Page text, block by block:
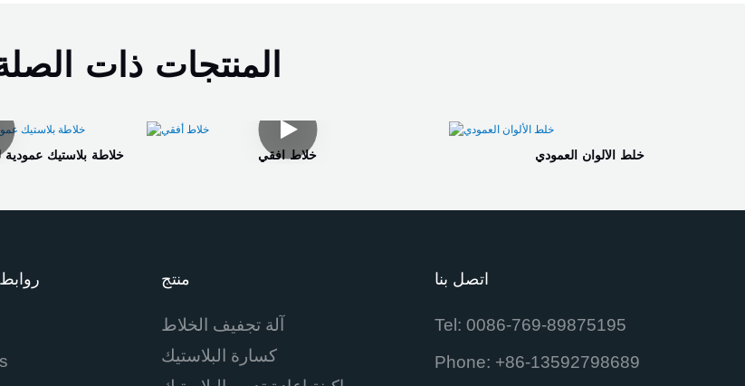
المنتجات ذات
خلاطة بلاستيك عمودية خلاط أفقي خلط الألوان العمودي
منتج
آلة تجفيف الخلاط
كسارة البلاستيك
اتصل بنا
Tel: 0086-769-89875195
Phone: +86-13592798689